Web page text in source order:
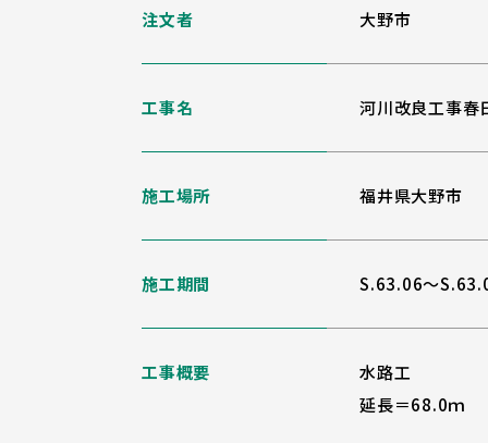
注文者 大野市
工事名 河川改良工事春
施工場所 福井県大野市
施工期間 S.63.06～
工事概要
水路工
延長＝68.0ｍ